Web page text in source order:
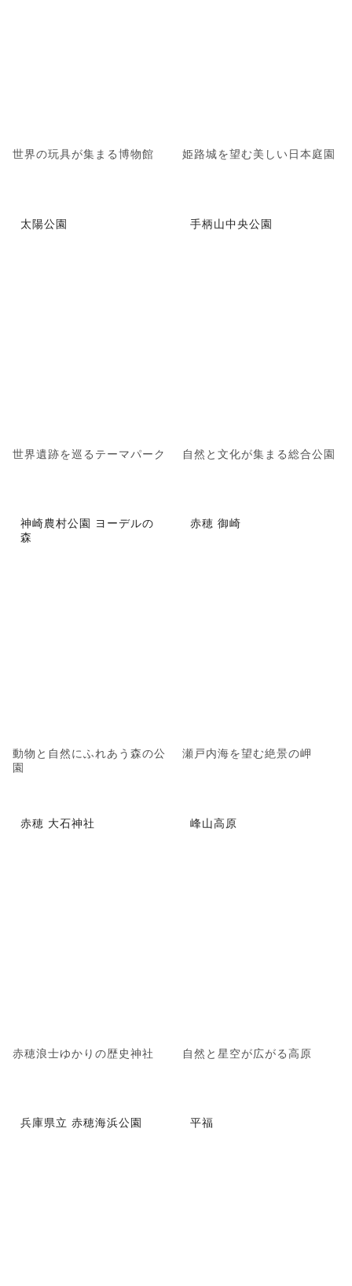
世界の玩具が集まる博物館 姫路城を望む美しい日本庭園
太陽公園
世界遺跡を巡るテーマパーク
手柄山中央公園
自然と文化が集まる総合公園
神崎農村公園 ヨーデルの
森
動物と自然にふれあう森の公
園
赤穂 御崎
瀬戸内海を望む絶景の岬
赤穂 大石神社
赤穂浪士ゆかりの歴史神社
峰山高原
自然と星空が広がる高原
兵庫県立 赤穂海浜公園 平福